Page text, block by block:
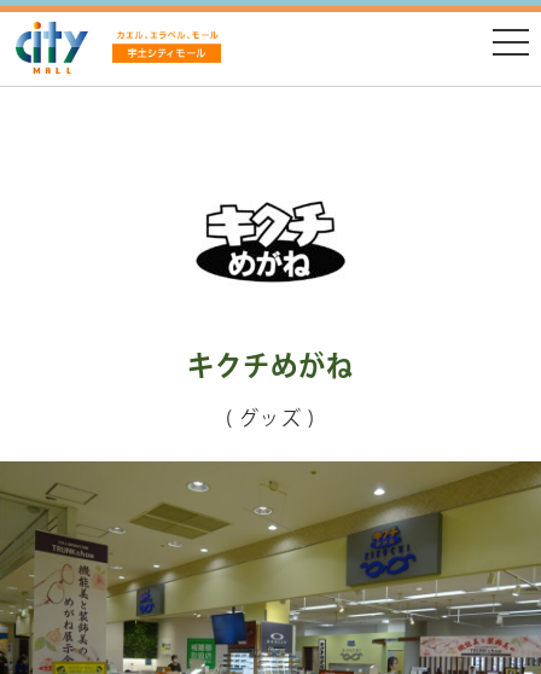
キクチめがね
( グッズ )